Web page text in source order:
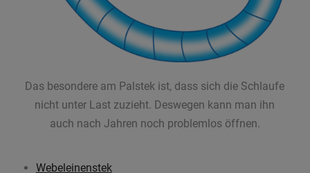
Das besondere am Palstek ist, dass sich die Schlaufe
nicht unter Last zuzieht. Deswegen kann man ihn
auch nach Jahren noch problemlos öffnen.
Webeleinenstek